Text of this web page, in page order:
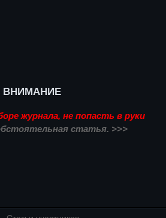
ВНИМАНИЕ
журнала, не попасть в руки
статья. >>>